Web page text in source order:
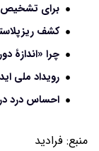
برای
کشف
چرا
رویداد ملی
احساس درد در
منبع: فرادید